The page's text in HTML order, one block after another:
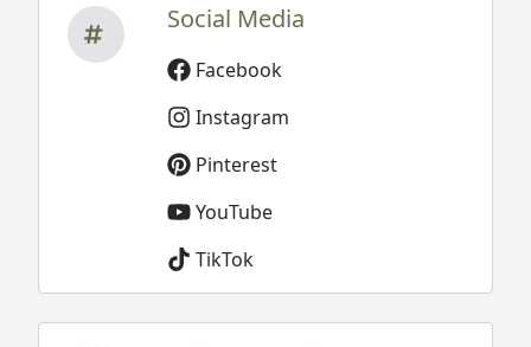
Social Media
Facebook
Instagram
Pinterest
YouTube
TikTok